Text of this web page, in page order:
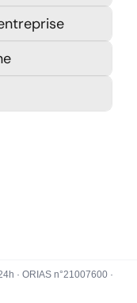
· ORIAS n°21007600 ·